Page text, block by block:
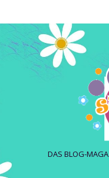
DAS BLOG-